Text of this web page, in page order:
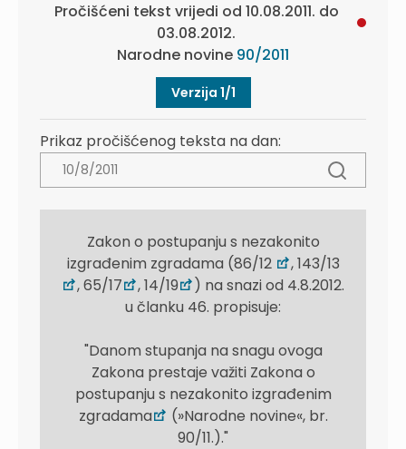
Pročišćeni tekst vrijedi od 10.08.2011. do
03.08.2012.
Narodne novine 90/2011
Verzija 1/1
Prikaz pročišćenog teksta na dan:
Zakon o postupanju s nezakonito
izgrađenim zgradama (86/12
, 143/13
, 65/17
, 14/19
) na snazi od 4.8.2012.
u članku 46. propisuje:
"Danom stupanja na snagu ovoga
Zakona prestaje važiti Zakona o
postupanju s nezakonito izgrađenim
zgradama
(»Narodne novine«, br.
90/11.)."